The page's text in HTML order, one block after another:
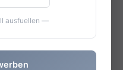
ausfuellen —